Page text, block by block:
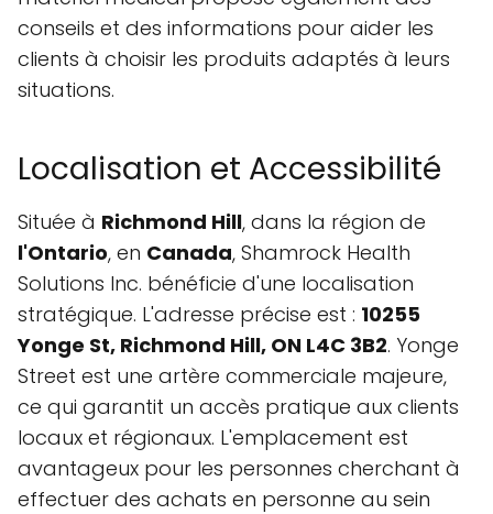
conseils et des informations pour aider les
clients à choisir les produits adaptés à leurs
situations.
Localisation et Accessibilité
Située à Richmond Hill, dans la région de
l'Ontario, en Canada, Shamrock Health
Solutions Inc. bénéficie d'une localisation
stratégique. L'adresse précise est : 10255
Yonge St, Richmond Hill, ON L4C 3B2. Yonge
Street est une artère commerciale majeure,
ce qui garantit un accès pratique aux clients
locaux et régionaux. L'emplacement est
avantageux pour les personnes cherchant à
effectuer des achats en personne au sein